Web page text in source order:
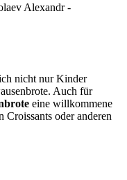
Alexandr -
nicht nur Kinder
Auch für
eine willkommene
Croissants oder anderen